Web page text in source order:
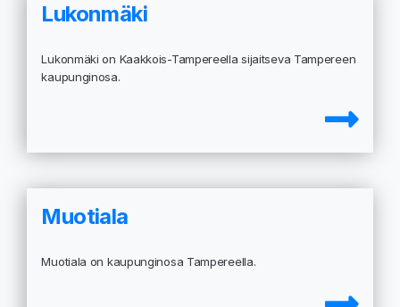
Lukonmäki
Lukonmäki on Kaakkois-Tampereella sijaitseva Tampereen
kaupunginosa.
Muotiala
Muotiala on kaupunginosa Tampereella.